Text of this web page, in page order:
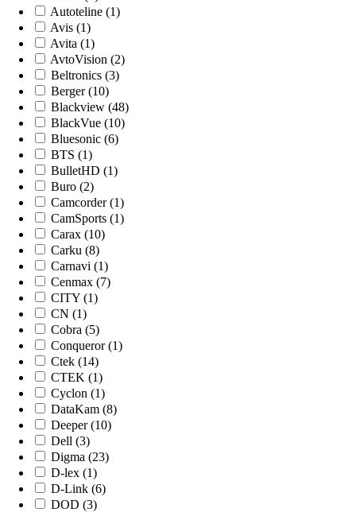
Autoteline (1)
Avis (1)
Avita (1)
AvtoVision (2)
Beltronics (3)
Berger (10)
Blackview (48)
BlackVue (10)
Bluesonic (6)
BTS (1)
BulletHD (1)
Buro (2)
Camcorder (1)
CamSports (1)
Carax (10)
Carku (8)
Carnavi (1)
Cenmax (7)
CITY (1)
CN (1)
Cobra (5)
Conqueror (1)
Ctek (14)
CTEK (1)
Cyclon (1)
DataKam (8)
Deeper (10)
Dell (3)
Digma (23)
D-lex (1)
D-Link (6)
DOD (3)